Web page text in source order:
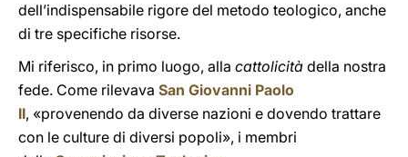
dell’indispensabile rigore del metodo teologico, anche
di tre specifiche risorse.
Mi riferisco, in primo luogo, alla cattolicità della nostra
fede. Come rilevava San Giovanni Paolo
II, «provenendo da diverse nazioni e dovendo trattare
con le culture di diversi popoli», i membri